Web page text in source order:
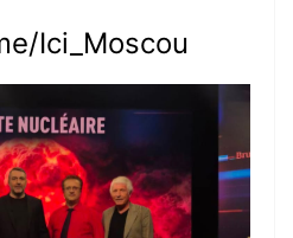
Ici_Moscou